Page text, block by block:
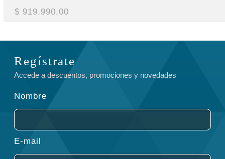
$ 919.990,00
Regístrate
Accede a descuentos, promociones y novedades
Nombre
E-mail